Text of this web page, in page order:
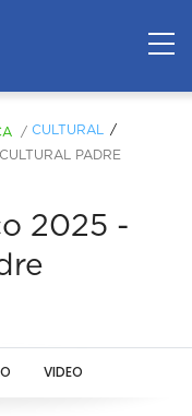
/ CULTURAL
PADRE
2025 -
VIDEO